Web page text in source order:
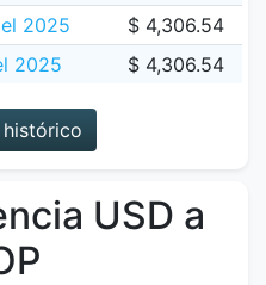
2025
$ 4,306.54
2025
$ 4,306.54
USD a